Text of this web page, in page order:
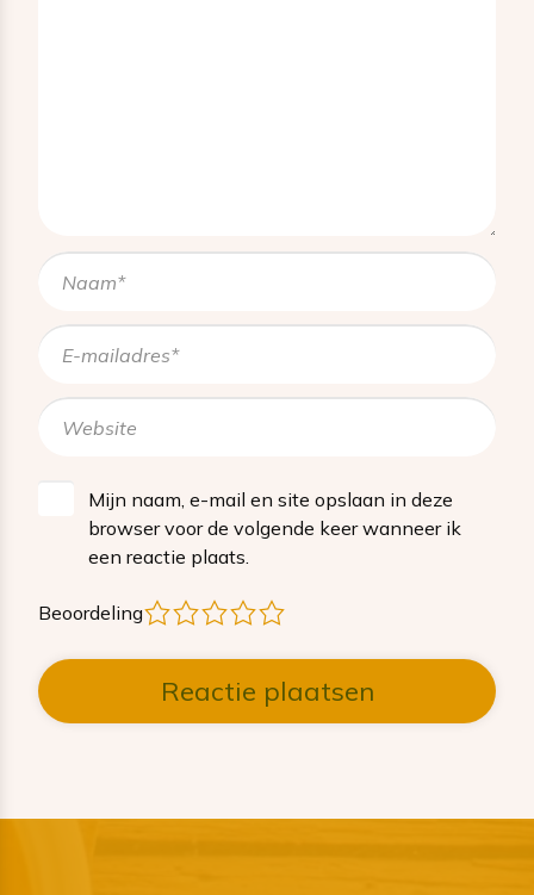
Mijn naam, e-mail en site opslaan in deze
browser voor de volgende keer wanneer ik
een reactie plaats.
Beoordeling 4
3
2
1